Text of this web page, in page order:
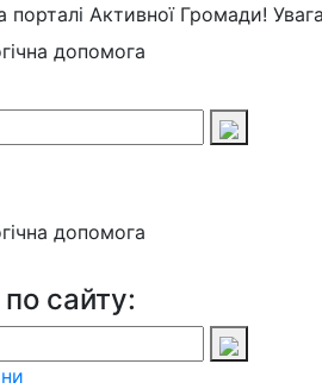
порталі Активної Громади!
допомога
допомога
сайту: